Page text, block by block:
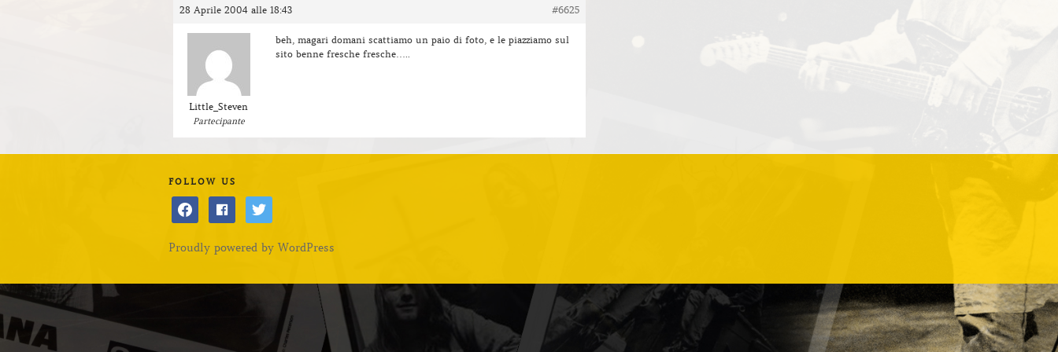
28 Aprile 2004 alle 18:43 #6625
Little_Steven
Partecipante
beh, magari domani scattiamo un paio di foto, e le piazziamo sul
sito benne fresche fresche…..
FOLLOW US
facebookfacebooktwitter
Proudly powered by WordPress